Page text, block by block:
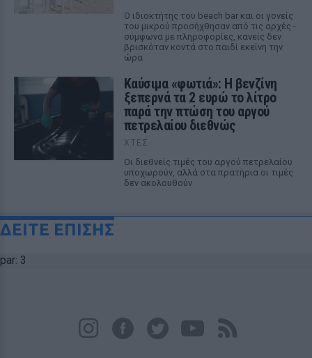
Ο ιδιοκτήτης του beach bar και οι γονείς
του μικρού προσήχθησαν από τις αρχές -
σύμφωνα με πληροφορίες, κανείς δεν
βρισκόταν κοντά στο παιδί εκείνη την
ώρα
Καύσιμα «φωτιά»: Η βενζίνη
ξεπερνά τα 2 ευρώ το λίτρο
παρά την πτώση του αργού
πετρελαίου διεθνώς
ΧΤΕΣ
Οι διεθνείς τιμές του αργού πετρελαίου
υποχωρούν, αλλά στα πρατήρια οι τιμές
δεν ακολουθούν
ΔΕΙΤΕ ΕΠΙΣΗΣ
par: 3